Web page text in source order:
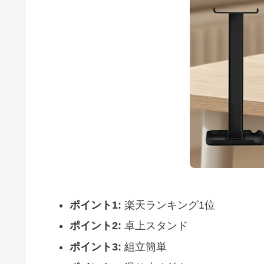
ポイント1: 楽天ランキング1位
ポイント2: 卓上スタンド
ポイント3: 組立簡単